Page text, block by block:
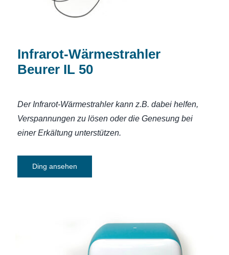
Infrarot-Wärmestrahler
Beurer IL 50
Der Infrarot-Wärmestrahler kann z.B. dabei helfen,
Verspannungen zu lösen oder die Genesung bei
einer Erkältung unterstützen.
Ding ansehen